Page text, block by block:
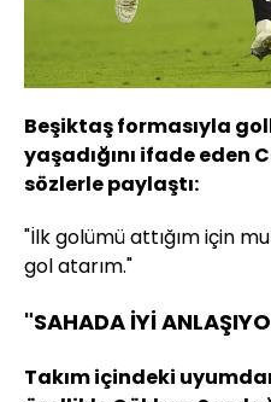
Beşiktaş formasıyla
yaşadığını ifade eden
sözlerle paylaştı:
"İlk golümü attığım için
gol atarım."
"SAHADA İYİ
Takım içindeki